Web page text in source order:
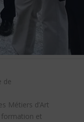
de
Métiers d’Art
formation et